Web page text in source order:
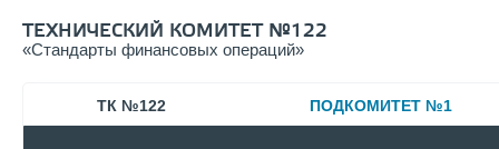
ТЕХНИЧЕСКИЙ КОМИТЕТ №122
«Стандарты финансовых операций»
ТК №122 ПОДКОМИТЕТ №1